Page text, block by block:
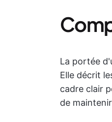
La portée
Elle décrit
cadre clair
de